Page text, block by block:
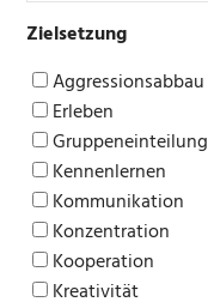
Zielsetzung
Aggressionsabbau
Erleben
Gruppeneinteilung
Kennenlernen
Kommunikation
Konzentration
Kooperation
Kreativität